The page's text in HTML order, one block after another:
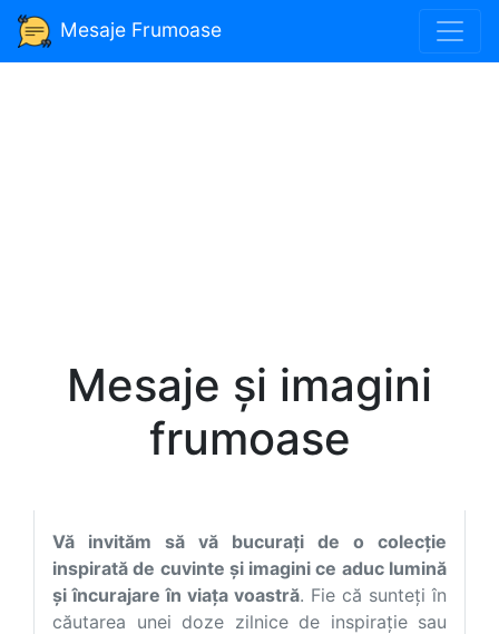
Mesaje Frumoase
Mesaje și imagini
frumoase
Vă invităm să vă bucurați de o colecție
inspirată de cuvinte și imagini ce aduc lumină
și încurajare în viața voastră. Fie că sunteți în
căutarea unei doze zilnice de inspirație sau